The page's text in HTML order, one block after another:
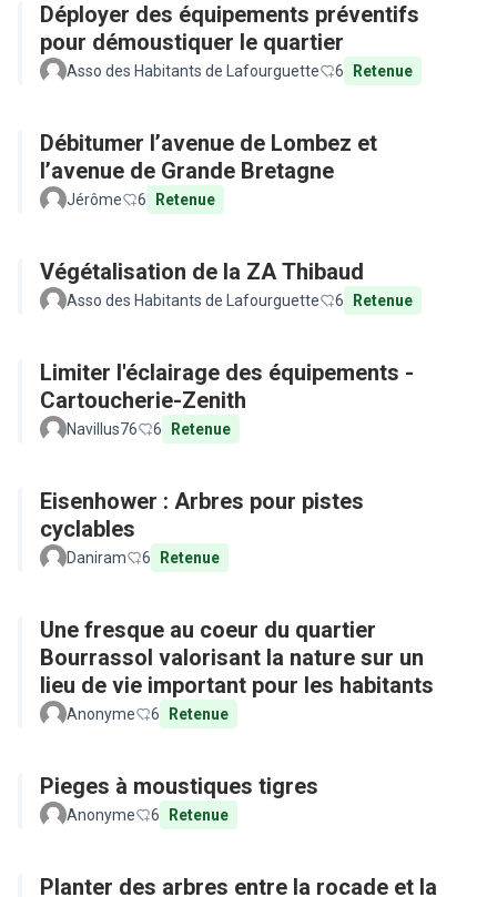
Déployer des équipements préventifs
pour démoustiquer le quartier
Asso des Habitants de Lafourguette 6 Retenue
Débitumer l’avenue de Lombez et
l’avenue de Grande Bretagne
Jérôme 6 Retenue
Végétalisation de la ZA Thibaud
Asso des Habitants de Lafourguette 6 Retenue
Limiter l'éclairage des équipements -
Cartoucherie-Zenith
Navillus76 6 Retenue
Eisenhower : Arbres pour pistes
cyclables
Daniram 6 Retenue
Une fresque au coeur du quartier
Bourrassol valorisant la nature sur un
lieu de vie important pour les habitants
Anonyme 6 Retenue
Pieges à moustiques tigres
Anonyme 6 Retenue
Planter des arbres entre la rocade et la